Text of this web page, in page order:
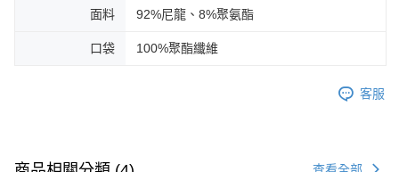
面料 92%尼龍、8%聚氨酯
口袋 100%聚酯纖維
客服